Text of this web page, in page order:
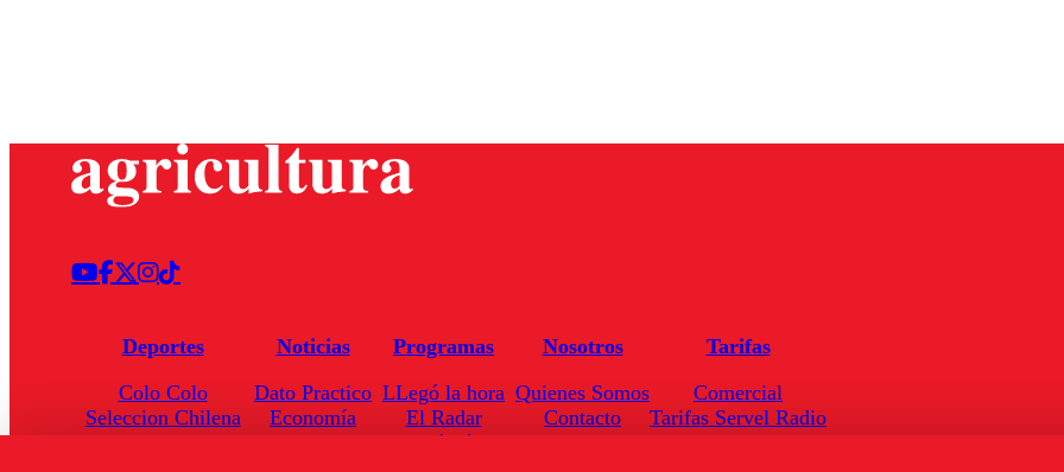
Deportes
Colo Colo
Seleccion Chilena
Noticias
Dato Practico
Economía
Programas
LLegó la hora
El Radar
Enfoqué Público
Nosotros
Quienes Somos
Contacto
Tarifas
Comercial
Tarifas Servel Radio